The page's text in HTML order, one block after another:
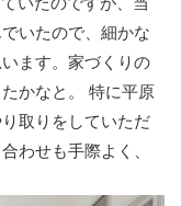
いたので、細かな
ます。家づくりの
かなと。 特に平原
取りをしていただ
わせも手際よく、